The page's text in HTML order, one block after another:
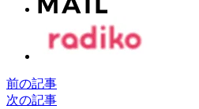
前の記事
次の記事